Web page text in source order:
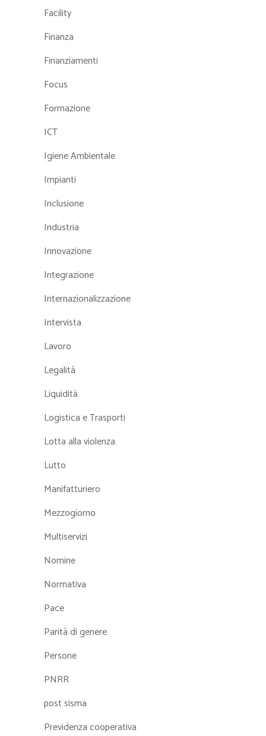
Facility
Finanza
Finanziamenti
Focus
Formazione
ICT
Igiene Ambientale
Impianti
Inclusione
Industria
Innovazione
Integrazione
Internazionalizzazione
Intervista
Lavoro
Legalità
Liquidità
Logistica e Trasporti
Lotta alla violenza
Lutto
Manifatturiero
Mezzogiorno
Multiservizi
Nomine
Normativa
Pace
Parità di genere
Persone
PNRR
post sisma
Previdenza cooperativa